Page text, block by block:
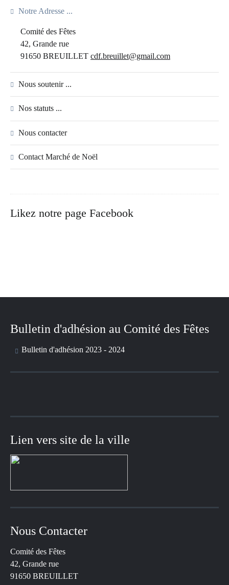
Notre Adresse ...
Comité des Fêtes
42, Grande rue
91650 BREUILLET cdf.breuillet@gmail.com
Nous soutenir ...
Nos statuts ...
Nous contacter
Contact Marché de Noël
Likez notre page Facebook
Bulletin d'adhésion au Comité des Fêtes
Bulletin d'adhésion 2023 - 2024
Lien vers site de la ville
Nous Contacter
Comité des Fêtes
42, Grande rue
91650 BREUILLET